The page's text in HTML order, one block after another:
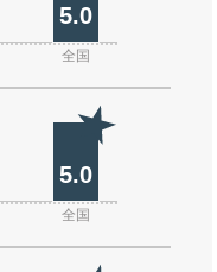
5.0
全国
5.0
全国